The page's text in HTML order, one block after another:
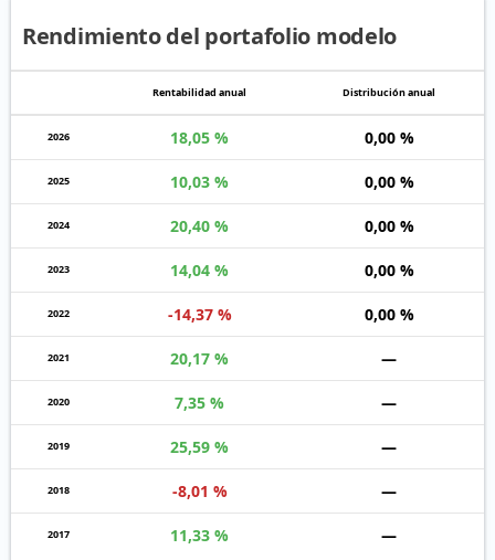
Rendimiento del portafolio modelo
Rentabilidad anual Distribución anual
2026 18,05 % 0,00 %
2025 10,03 % 0,00 %
2024 20,40 % 0,00 %
2023 14,04 % 0,00 %
2022 -14,37 % 0,00 %
2021 20,17 % —
2020 7,35 % —
2019 25,59 % —
2018 -8,01 % —
2017 11,33 % —